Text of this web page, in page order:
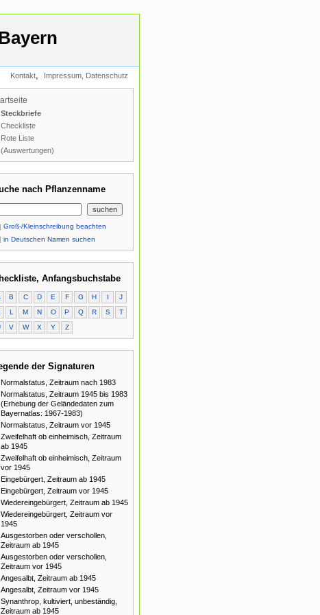
Kontakt, Impressum, Datenschutz
Steckbriefe
Checkliste
Rote Liste
(Auswertungen)
nach Pflanzenname
Groß-/Kleinschreibung beachten
in Deutschen Namen suchen
Anfangsbuchstabe
B C D E F G H I
J
L M N O P Q R S
T
V W X Y Z
der Signaturen
Normalstatus, Zeitraum nach 1983
Normalstatus, Zeitraum 1945 bis 1983
(Erhebung der Geländedaten zum
Bayernatlas: 1967-1983)
Normalstatus, Zeitraum vor 1945
Zweifelhaft ob einheimisch, Zeitraum
ab 1945
Zweifelhaft ob einheimisch, Zeitraum
vor 1945
Eingebürgert, Zeitraum ab 1945
Eingebürgert, Zeitraum vor 1945
Wiedereingebürgert, Zeitraum ab 1945
Wiedereingebürgert, Zeitraum vor
1945
Ausgestorben oder verschollen,
Zeitraum ab 1945
Ausgestorben oder verschollen,
Zeitraum vor 1945
Angesalbt, Zeitraum ab 1945
Angesalbt, Zeitraum vor 1945
Synanthrop, kultiviert, unbeständig,
Zeitraum ab 1945